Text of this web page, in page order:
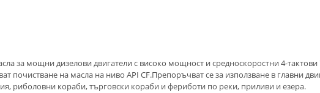
за мощни дизелови двигатели с високо мощност и средноскоростни 4-
почистване на масла на ниво API CF.Препоръчват се за използване в главни
риболовни кораби, търговски кораби и фериботи по реки, приливи и езера.